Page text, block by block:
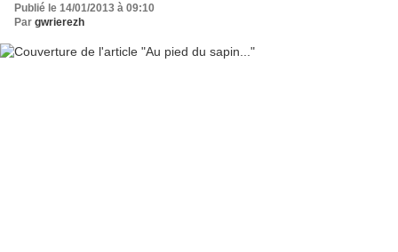
Publié le 14/01/2013 à 09:10
Par gwrierezh